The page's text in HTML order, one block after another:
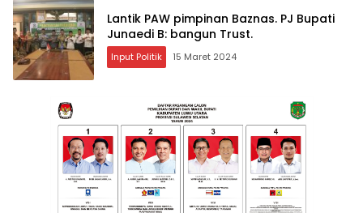
Lantik PAW pimpinan Baznas. PJ Bupati
Junaedi B: bangun Trust.
Input Politik 15 Maret 2024